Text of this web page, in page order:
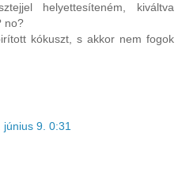
helyettesíteném, kiváltva
no?
kókuszt, s akkor nem fogok
június 9. 0:31